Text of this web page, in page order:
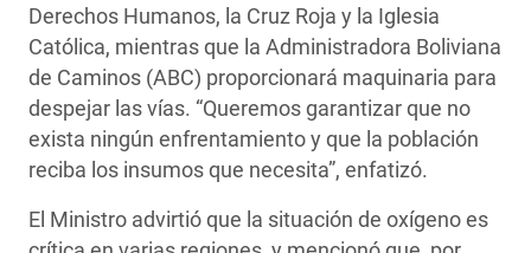
Derechos Humanos, la Cruz Roja y la Iglesia
Católica, mientras que la Administradora Boliviana
de Caminos (ABC) proporcionará maquinaria para
despejar las vías. “Queremos garantizar que no
exista ningún enfrentamiento y que la población
reciba los insumos que necesita”, enfatizó.
El Ministro advirtió que la situación de oxígeno es